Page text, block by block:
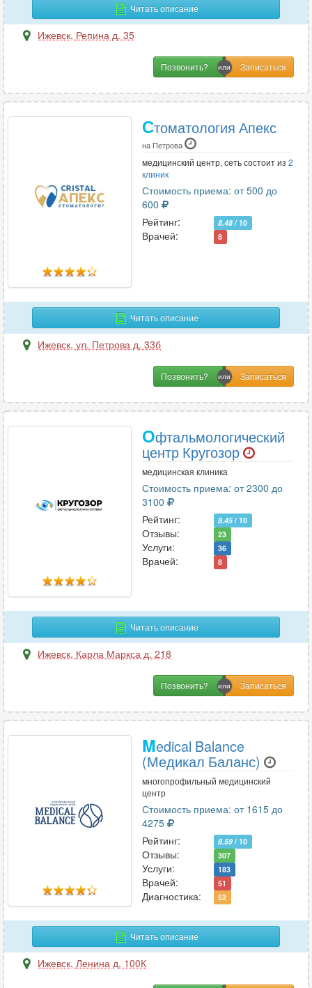
Р
1
Ревматология 6
Рентгенология
Стоматология
Сурдология
Т
6
Трихология 3
20
Урология
Физиотерапия
Флебология 10
Функциональная диагностика
Хирургия 11
Цефалгология 1
Челюстно-лицевая хирургия
Эндокринология
Читать описание
Ижевск, Репина д. 35
Позвонить?
Стоматология Апекс
на Петрова
медицинский центр, сеть состоит из 2
клиник
Стоимость приема: от 500 до
600
Рейтинг:
8.48 / 10
Врачей: 8
Читать описание
Ижевск, ул. Петрова д. 33б
Позвонить?
Офтальмологический
центр Кругозор
медицинская клиника
Стоимость приема: от 2300 до
3100
Рейтинг:
8.45/ 10
Отзывы: 23
Услуги: 36
Врачей: 8
Читать описание
Ижевск, Карла Маркса д. 218
Позвонить?
Medical Balance
(Медикал Баланс)
многопрофильный медицинский
центр
Стоимость приема: от 1615 до
4275
Рейтинг:
8.59 / 10
Отзывы: 307
Услуги: 183
Врачей: 51
Диагностика: 52
Читать описание
Ижевск, Ленина д. 100К